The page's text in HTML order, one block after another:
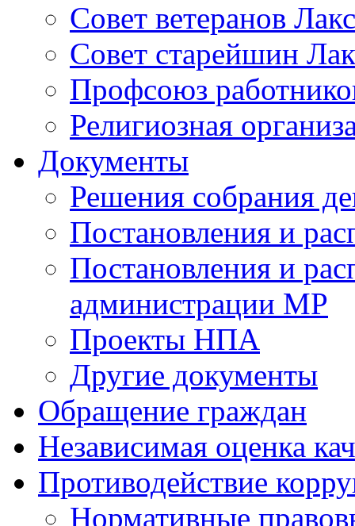
Совет ветеранов
Совет старейшин
Профсоюз
Религиозная
Документы
Решения собрания
Постановления и
Постановления и
администрации МР
Проекты НПА
Другие документы
Обращение граждан
Независимая оценка
Противодействие
Нормативные